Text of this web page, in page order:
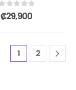
0out of 5
₡29,900
1 2